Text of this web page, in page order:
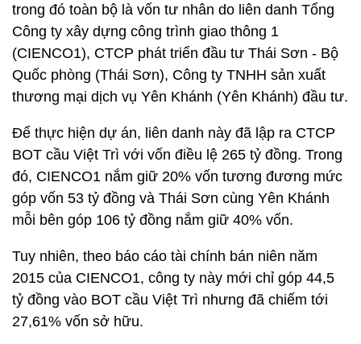
trong đó toàn bộ là vốn tư nhân do liên danh Tổng
Công ty xây dựng công trình giao thông 1
(CIENCO1), CTCP phát triển đầu tư Thái Sơn - Bộ
Quốc phòng (Thái Sơn), Công ty TNHH sản xuất
thương mại dịch vụ Yên Khánh (Yên Khánh) đầu tư.
Để thực hiện dự án, liên danh này đã lập ra CTCP
BOT cầu Việt Trì với vốn điều lệ 265 tỷ đồng. Trong
đó, CIENCO1 nắm giữ 20% vốn tương đương mức
góp vốn 53 tỷ đồng và Thái Sơn cùng Yên Khánh
mỗi bên góp 106 tỷ đồng nắm giữ 40% vốn.
Tuy nhiên, theo báo cáo tài chính bán niên năm
2015 của CIENCO1, công ty này mới chỉ góp 44,5
tỷ đồng vào BOT cầu Việt Trì nhưng đã chiếm tới
27,61% vốn sở hữu.